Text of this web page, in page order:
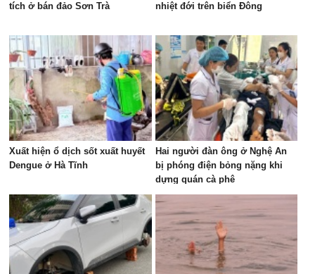
tích ở bán đảo Sơn Trà
nhiệt đới trên biển Đông
Xuất hiện ổ dịch sốt xuất huyết
Dengue ở Hà Tĩnh
Hai người đàn ông ở Nghệ An
bị phóng điện bỏng nặng khi
dựng quán cà phê